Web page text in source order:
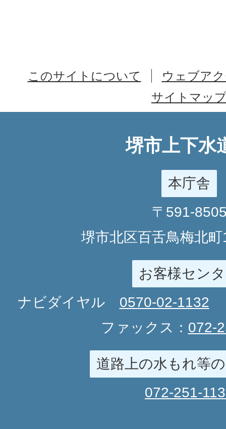
このサイトについて
ウェブア
サイトマッ
堺市上下水
本庁舎
〒591-
堺市北区百舌鳥梅北
お客様セン
ナビダイヤル 0570-02-1132
ファックス： 072-
道路上の水もれ等
072-251-